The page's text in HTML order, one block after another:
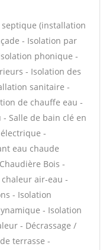
septique (installation
- Isolation par
phonique -
- Isolation des
sanitaire -
de chauffe eau -
Salle de bain clé en
-
eau chaude
Bois -
air-eau -
- Isolation
- Isolation
- Décrassage /
terrasse -